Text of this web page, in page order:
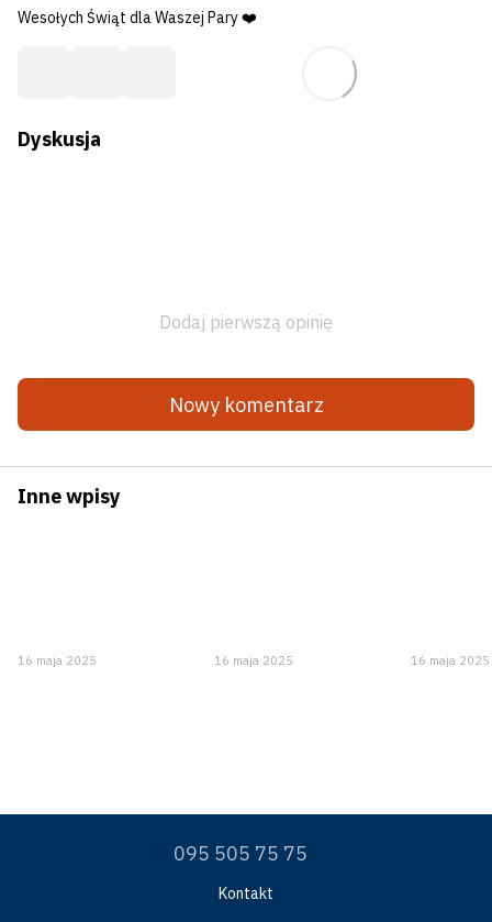
Wesołych Świąt dla Waszej Pary ❤️
Dyskusja
Dodaj pierwszą opinię
Nowy komentarz
Inne wpisy
16 maja 2025 16 maja 2025 16 maja 2025
095 505 75 75
Kontakt